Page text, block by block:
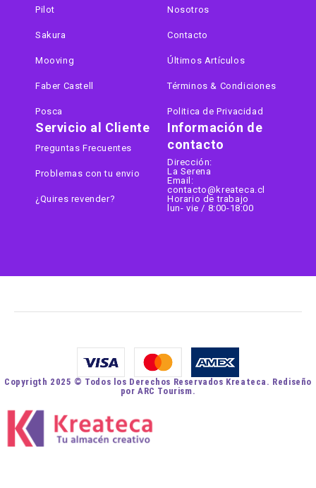
Información de
contacto
Dirección:
La Serena
Email:
contacto@kreateca.cl
Horario de trabajo
lun- vie / 8:00-18:00
Pilot
Sakura
Mooving
Faber Castell
Posca
Nosotros
Contacto
Últimos Artículos
Términos & Condiciones
Politica de Privacidad
Servicio al Cliente
Preguntas Frecuentes
Problemas con tu envio
¿Quires revender?
Copyrigth 2025 © Todos los Derechos Reservados Kreateca. Rediseño
por ARC Tourism.